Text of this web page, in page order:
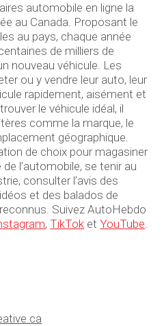
automobile en ligne la
au Canada. Proposant le
au pays, chaque année
de milliers de
nouveau véhicule. Les
ou y vendre leur auto, leur
rapidement, aisément et
le véhicule idéal, il
comme la marque, le
géographique.
de choix pour magasiner
l’automobile, se tenir au
consulter l’avis des
et des balados de
Suivez AutoHebdo
,TikTok etYouTube.